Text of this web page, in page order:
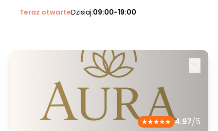
Teraz otwarteDzisiaj:09:00-19:00
4.97/5